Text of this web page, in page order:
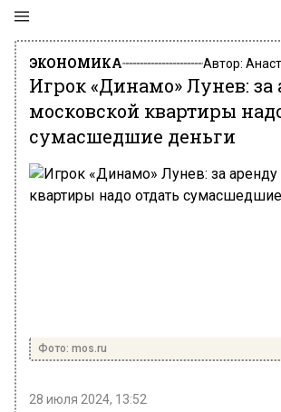
ЭКОНОМИКА Автор:
Игрок «Динамо» Лунев: за
московской квартиры
сумасшедшие деньги
Фото: mos.ru
28 июля 2024, 13:52